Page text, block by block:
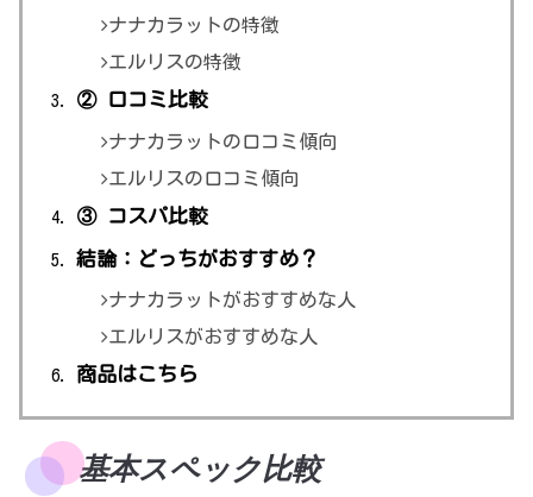
ナナカラットの特徴
エルリスの特徴
② 口コミ比較
ナナカラットの口コミ傾向
エルリスの口コミ傾向
③ コスパ比較
結論：どっちがおすすめ？
ナナカラットがおすすめな人
エルリスがおすすめな人
商品はこちら
基本スペック比較